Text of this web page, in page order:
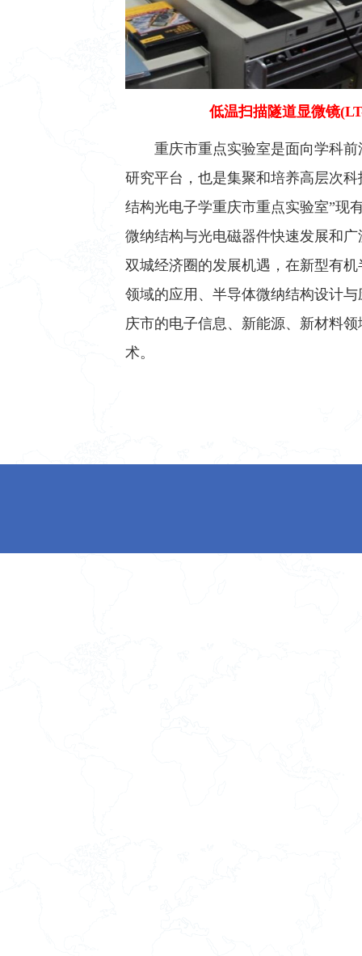
低温扫描隧道显微镜
重庆市重点实验室是面向学科
研究平台，也是集聚和培养高层次
结构光电子学重庆市重点实验室”现
微纳结构与光电磁器件快速发展和
双城经济圈的发展机遇，在新型有
领域的应用、半导体微纳结构设计
庆市的电子信息、新能源、新材料
术。